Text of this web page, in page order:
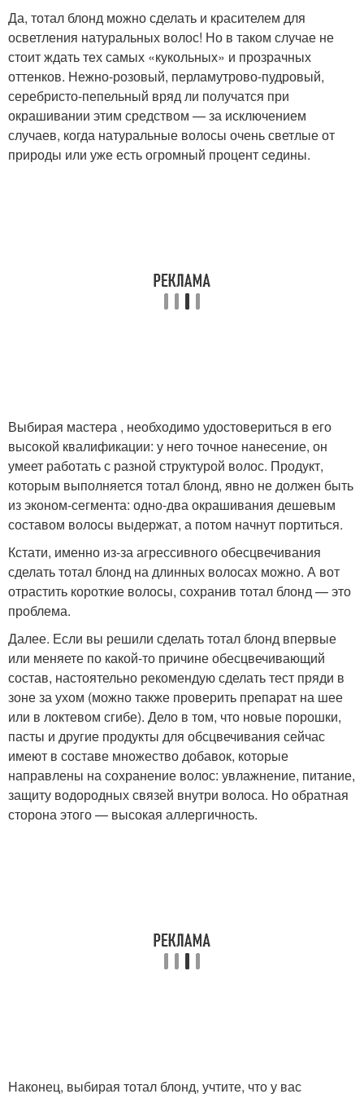
Да, тотал блонд можно сделать и красителем для
осветления натуральных волос! Но в таком случае не
стоит ждать тех самых «кукольных» и прозрачных
оттенков. Нежно-розовый, перламутрово-пудровый,
серебристо-пепельный вряд ли получатся при
окрашивании этим средством — за исключением
случаев, когда натуральные волосы очень светлые от
природы или уже есть огромный процент седины.
Выбирая мастера , необходимо удостовериться в его
высокой квалификации: у него точное нанесение, он
умеет работать с разной структурой волос. Продукт,
которым выполняется тотал блонд, явно не должен быть
из эконом-сегмента: одно-два окрашивания дешевым
составом волосы выдержат, а потом начнут портиться.
Кстати, именно из-за агрессивного обесцвечивания
сделать тотал блонд на длинных волосах можно. А вот
отрастить короткие волосы, сохранив тотал блонд — это
проблема.
Далее. Если вы решили сделать тотал блонд впервые
или меняете по какой-то причине обесцвечивающий
состав, настоятельно рекомендую сделать тест пряди в
зоне за ухом (можно также проверить препарат на шее
или в локтевом сгибе). Дело в том, что новые порошки,
пасты и другие продукты для обсцвечивания сейчас
имеют в составе множество добавок, которые
направлены на сохранение волос: увлажнение, питание,
защиту водородных связей внутри волоса. Но обратная
сторона этого — высокая аллергичность.
Наконец, выбирая тотал блонд, учтите, что у вас